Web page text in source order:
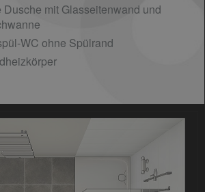
Dusche mit Glasseitenwand und
WC ohne Spülrand